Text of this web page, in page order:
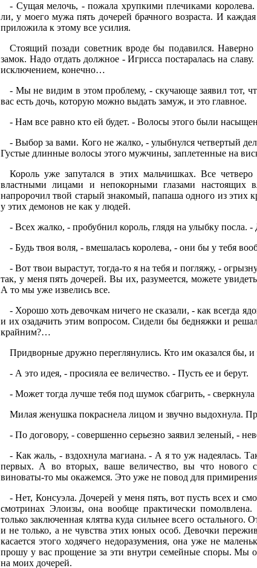
- Сущая мелочь, - пожала хрупкими плечиками
ли, у моего мужа пять дочерей брачного возраста. И
приложила к этому все усилия.
Стоящий позади советник вроде бы подавился.
замок. Надо отдать должное - Игрисса постаралась на
исключением, конечно…
- Мы не видим в этом проблему, - скучающе заявил тот,
вас есть дочь, которую можно выдать замуж, и это главное.
- Нам все равно кто ей будет. - Волосы этого были
- Выбор за вами. Кого не жалко, - улыбнулся четвертый
Густые длинные волосы этого мужчины, заплетенные на
Король уже запутался в этих мальчишках. Все
властными лицами и непокорными глазами настоящих
напророчил твой старый знакомый, папаша одного из этих
у этих демонов не как у людей.
- Всех жалко, - пробубнил король, глядя на улыбку посла. -
- Будь твоя воля, - вмешалась королева, - они бы у тебя
- Вот твои вырастут, тогда-то я на тебя и погляжу, -
так, у меня пять дочерей. Вы их, разумеется, можете
А то мы уже извелись все.
- Хорошо хоть девочкам ничего не сказали, - как всегда
и их озадачить этим вопросом. Сидели бы бедняжки и
крайним?…
Придворные дружно переглянулись. Кто им оказался бы, и
- А это идея, - просияла ее величество. - Пусть ее и берут.
- Может тогда лучше тебя под шумок сбагрить, -
Милая женушка покраснела лицом и звучно выдохнула.
- По договору, - совершенно серьезно заявил зеленый, -
- Как жаль, - вздохнула магиана. - А я то уж надеялась.
первых. А во вторых, ваше величество, вы что нового
виноваты-то мы окажемся. Это уже не повод для
- Нет, Консуэла. Дочерей у меня пять, вот пусть всех и
смотринах Элоизы, она вообще практически
только заключенная клятва куда сильнее всего
и не только, а не чувства этих юных особ. Девочки
касается этого ходячего недоразумения, она уже не
прошу у вас прощение за эти внутри семейные споры. Мы
на моих дочерей.